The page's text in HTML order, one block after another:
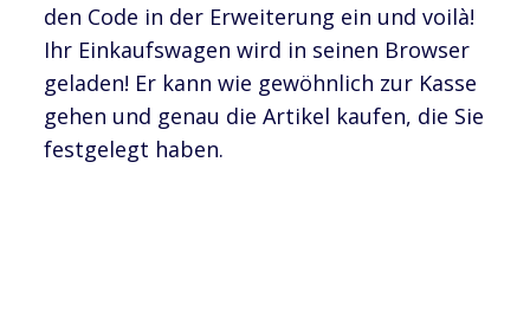
den Code in der Erweiterung ein und voilà!
Ihr Einkaufswagen wird in seinen Browser
geladen! Er kann wie gewöhnlich zur Kasse
gehen und genau die Artikel kaufen, die Sie
festgelegt haben.